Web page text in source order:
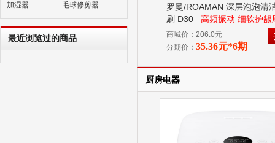
加湿器
毛球修剪器
最近浏览过的商品
罗曼/ROAMAN 深层泡泡清
刷 D30
高频振动 细软护龈
商城价：206.0元
分期价： 35.36元*6期
厨房电器